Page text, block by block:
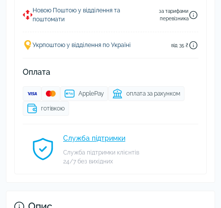
Новою Поштою у відділення та
поштомати
за тарифами
перевізника
Укрпоштою у відділення по Україні від 35 ₴
Оплата
ApplePay оплата за рахунком
готівкою
Служба підтримки
Служба підтримки клієнтів
24/7 без вихідних